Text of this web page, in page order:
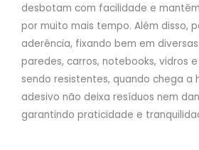
desbotam com facilidade e
por muito mais tempo. Além disso,
aderência, fixando bem em
paredes, carros, notebooks, vidros
sendo resistentes, quando chega a
adesivo não deixa resíduos nem
garantindo praticidade e